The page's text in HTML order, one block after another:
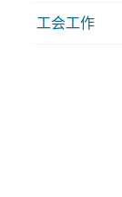
工会工作